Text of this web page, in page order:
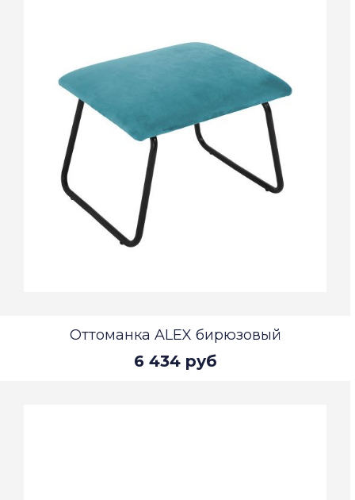
Оттоманка ALEX бирюзовый
6 434 руб